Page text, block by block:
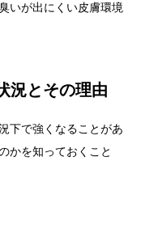
いが出にくい皮膚環境
況とその理由
下で強くなることがあ
かを知っておくこと